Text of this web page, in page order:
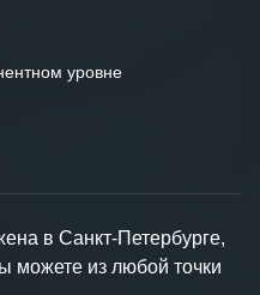
уровне
в Санкт-Петербурге,
можете из любой точки